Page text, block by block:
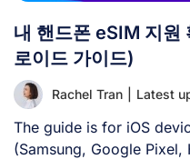
내 핸드폰 eSIM 지원
로이드 가이드)
Rachel Tran Latest
The guide is for iOS
(Samsung, Google